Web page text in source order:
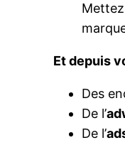
Et depuis
Des
De l’
De l’